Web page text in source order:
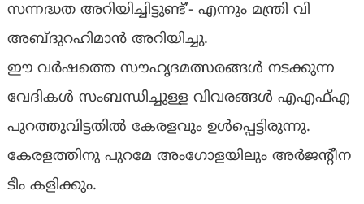
സന്നദ്ധത അറിയിച്ചിട്ടുണ്ട്’- എന്നും മന്ത്രി വി
അബ്‌ദുറഹിമാൻ അറിയിച്ചു.
ഈ വര്‍ഷത്തെ സൗഹൃദമത്സരങ്ങള്‍ നടക്കുന്ന
വേദികള്‍ സംബന്ധിച്ചുള്ള വിവരങ്ങൾ എഎഫ്എ
പുറത്തുവിട്ടതിൽ കേരളവും ഉൾപ്പെട്ടിരുന്നു.
കേരളത്തിനു പുറമേ അംഗോളയിലും അർജൻ്റീന
ടീം കളിക്കും.